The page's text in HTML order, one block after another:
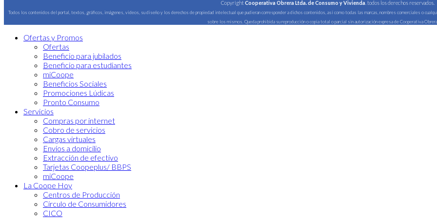
CopyrightCooperativa Obrera Ltda. de Consumo y Vivienda . todos los derechos reservados.
Todos los contenidos del portal, textos, gráficos, imágenes, videos, su diseño y los derechos de propiedad intelectual que pudieran corresponder a dichos contenidos, así como todas las marcas, nombres comerciales o
sobre los mismos. Queda prohibida su reproducción o copia total o parcial sin autorización expresa de Cooperativa
Ofertas y Promos
Ofertas
Beneficio para jubilados
Beneficio para estudiantes
miCoope
Beneficios Sociales
Promociones Lúdicas
Pronto Consumo
Servicios
Compras por internet
Cobro de servicios
Cargas virtuales
Envíos a domicilio
Extracción de efectivo
Tarjetas Coopeplus/ BBPS
miCoope
La Coope Hoy
Centros de Producción
Círculo de Consumidores
CICO